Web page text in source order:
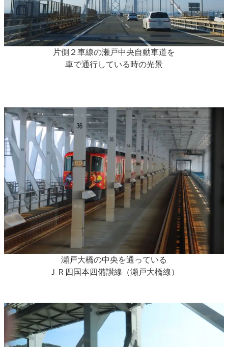
片側２車線の瀬戸中央自動車道を
車で通行している時の光景
瀬戸大橋の中央を通っている
ＪＲ四国本四備讃線（瀬戸大橋線）